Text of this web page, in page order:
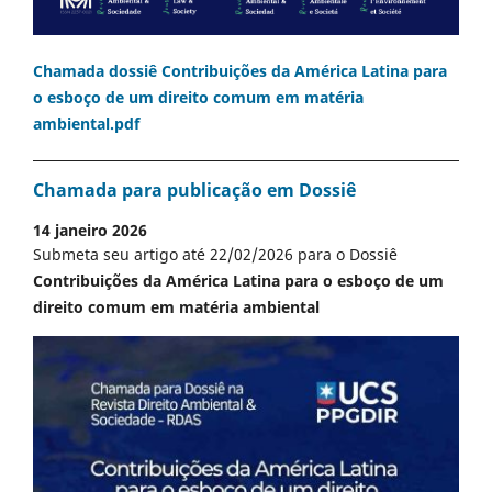
Chamada dossiê Contribuições da América Latina para
o esboço de um direito comum em matéria
ambiental.pdf
Chamada para publicação em Dossiê
14 janeiro 2026
Submeta seu artigo até 22/02/2026 para o Dossiê
Contribuições da América Latina para o esboço de um
direito comum em matéria ambiental